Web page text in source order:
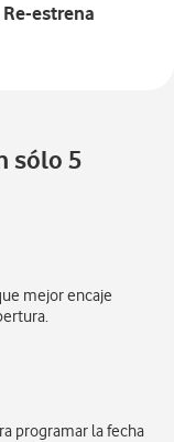
estrena
sólo 5
mejor encaje
programar la fecha